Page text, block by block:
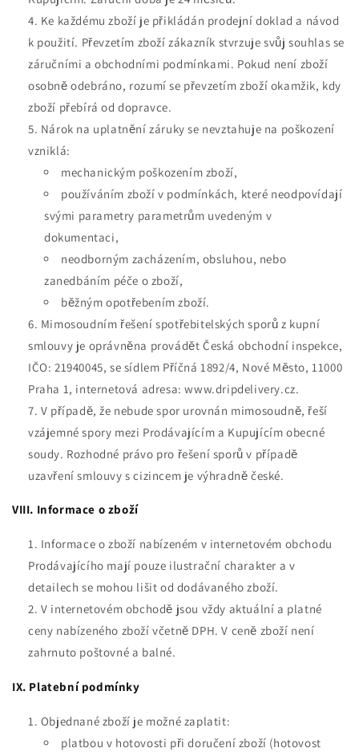
Ke každému zboží je přikládán prodejní doklad a návod
k použití. Převzetím zboží zákazník stvrzuje svůj souhlas se
záručními a obchodními podmínkami. Pokud není zboží
osobně odebráno, rozumí se převzetím zboží okamžik, kdy
zboží přebírá od dopravce.
Nárok na uplatnění záruky se nevztahuje na poškození
vzniklá:
mechanickým poškozením zboží,
používáním zboží v podmínkách, které neodpovídají
svými parametry parametrům uvedeným v
dokumentaci,
neodborným zacházením, obsluhou, nebo
zanedbáním péče o zboží,
běžným opotřebením zboží.
Mimosoudním řešení spotřebitelských sporů z kupní
smlouvy je oprávněna provádět Česká obchodní inspekce,
IČO: 21940045, se sídlem Příčná 1892/4, Nové Město, 11000
Praha 1 , internetová adresa: www.dripdelivery.cz.
V případě, že nebude spor urovnán mimosoudně, řeší
vzájemné spory mezi Prodávajícím a Kupujícím obecné
soudy. Rozhodné právo pro řešení sporů v případě
uzavření smlouvy s cizincem je výhradně české.
VIII. Informace o zboží
Informace o zboží nabízeném v internetovém obchodu
Prodávajícího mají pouze ilustrační charakter a v
detailech se mohou lišit od dodávaného zboží.
V internetovém obchodě jsou vždy aktuální a platné
ceny nabízeného zboží včetně DPH. V ceně zboží není
zahrnuto poštovné a balné.
IX. Platební podmínky
Objednané zboží je možné zaplatit:
platbou v hotovosti při doručení zboží (hotovost